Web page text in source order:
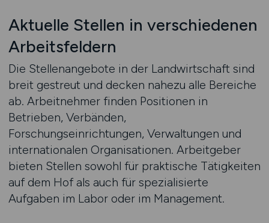
Aktuelle Stellen in verschiedenen
Arbeitsfeldern
Die Stellenangebote in der Landwirtschaft sind
breit gestreut und decken nahezu alle Bereiche
ab. Arbeitnehmer finden Positionen in
Betrieben, Verbänden,
Forschungseinrichtungen, Verwaltungen und
internationalen Organisationen. Arbeitgeber
bieten Stellen sowohl für praktische Tätigkeiten
auf dem Hof als auch für spezialisierte
Aufgaben im Labor oder im Management.